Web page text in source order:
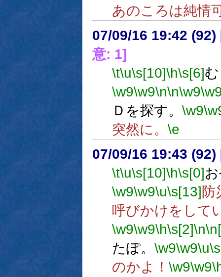
あのころは純情
07/09/16 19:42 (92)
意: 1]
\t\u\s[10]\h\s[6]
\w9\w9\n\n\w9
Ｄを探す。 \w9
突然に。 \e
07/09/16 19:43 (92)
\t\u\s[10]\h\s[0]
\w9\w9\u\s[13]防
呼びかけをして
\w9\w9\h\s[2]\n
たぽ。 \w9\w9\u
のかよ！ \w9\w9